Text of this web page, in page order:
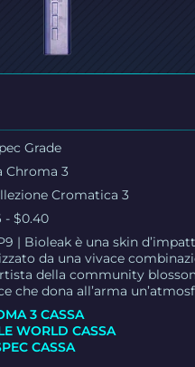
Grade
Chroma 3
Cromatica 3
- $0.40
| Bioleak è una skin
da una vivace
della community
che dona all’arma
3 CASSA
WORLD CASSA
CASSA